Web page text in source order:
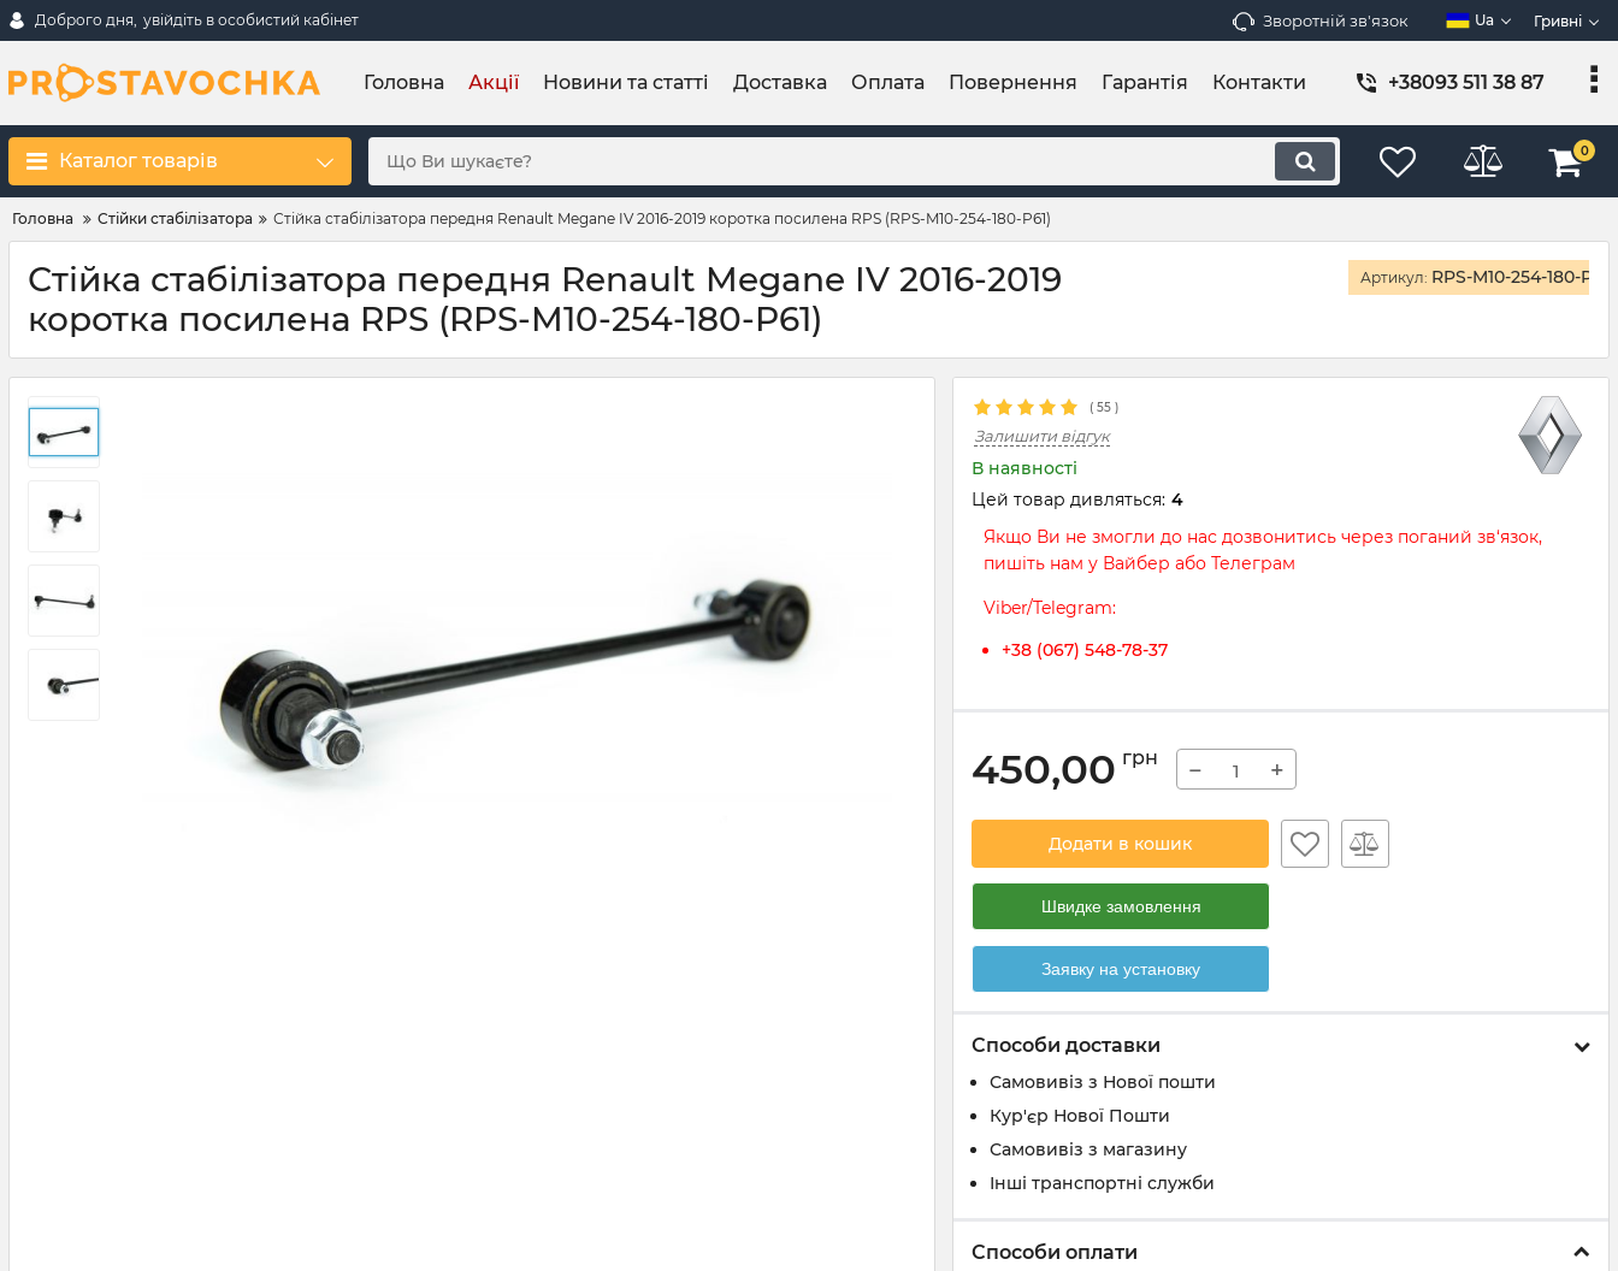
Доброго дня, увійдіть в особистий кабінет Зворотній зв'язок Ua Гривні
Головна Акції Новини та статті Доставка Оплата Повернення Гарантія Контакти +38093 511 38 87
Каталог товарів 0
Головна Стійки стабілізатора Стійка стабілізатора передня Renault Megane IV 2016-2019 коротка посилена RPS (RPS-M10-254-180-P61)
Стійка стабілізатора передня Renault Megane IV 2016-2019
коротка посилена RPS (RPS-M10-254-180-P61)
Артикул: RPS-M10-254-180-P61-
( 55 )
Залишити відгук
В наявності
Цей товар дивляться: 4
Якщо Ви не змогли до нас дозвонитись через поганий зв‘язок,
пишіть нам у Вайбер або Телеграм
Viber/Telegram:
+38 (067) 548-78-37
450,00 грн − +
Додати в кошик
Швидке замовлення
Заявку на установку
Способи доставки
Самовивіз з Нової пошти
Кур'єр Нової Пошти
Самовивіз з магазину
Інші транспортні служби
Способи оплати